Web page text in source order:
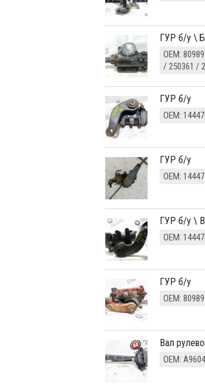
ГУР б/у \
ОЕМ:
/ 250361 /
ГУР б/у
ОЕМ:
ГУР б/у
ОЕМ:
ГУР б/у \
ОЕМ:
ГУР б/у
ОЕМ:
Вал
ОЕМ: